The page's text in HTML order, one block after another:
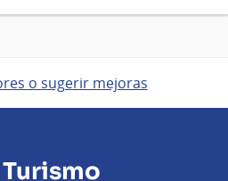
o sugerir mejoras